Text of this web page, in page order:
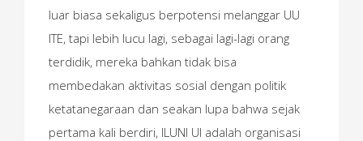
luar biasa sekaligus berpotensi melanggar UU
ITE, tapi lebih lucu lagi, sebagai lagi-lagi orang
terdidik, mereka bahkan tidak bisa
membedakan aktivitas sosial dengan politik
ketatanegaraan dan seakan lupa bahwa sejak
pertama kali berdiri, ILUNI UI adalah organisasi